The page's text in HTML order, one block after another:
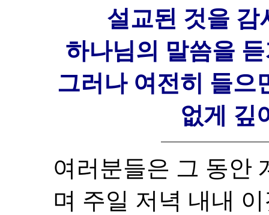
설교된 것을 감
하나님의 말씀을
그러나 여전히 들으
없게 깊
여러분들은 그 동안
며 주일 저녁 내내